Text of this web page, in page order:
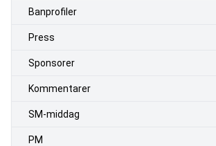
Banprofiler
Press
Sponsorer
Kommentarer
SM-middag
PM